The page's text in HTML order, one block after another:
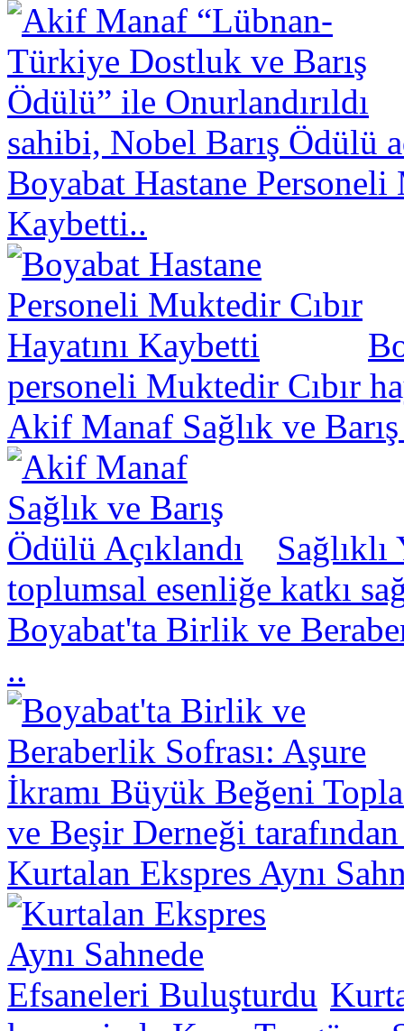
sahibi, Nobel Barış Ödülü
Boyabat Hastane Personeli
Kaybetti..
personeli Muktedir Cıbır
Akif Manaf Sağlık ve
toplumsal esenliğe katkı
Boyabat'ta Birlik ve
..
ve Beşir Derneği
Kurtalan Ekspres Aynı